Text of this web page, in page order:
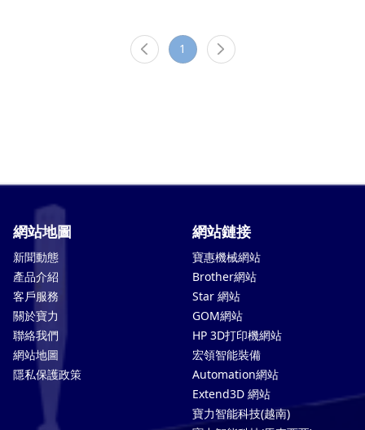
1
網站地圖
新聞動態
產品介紹
客戶服務
關於寶力
聯絡我們
網站地圖
隱私保護政策
網站鏈接
寶惠機械網站
Brother網站
Star 網站
GOM網站
HP 3D打印機網站
宏領智能裝備
Automation網站
Extend3D 網站
寶力智能科技(越南)